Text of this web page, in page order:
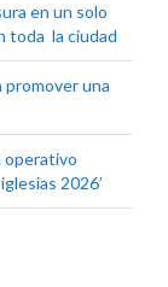
en un solo
toda la ciudad
promover una
operativo
2026’